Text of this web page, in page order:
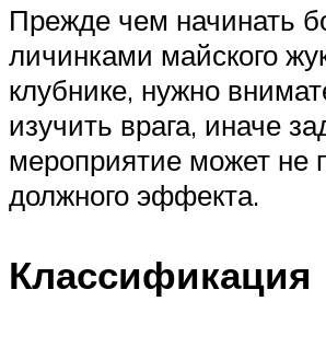
Прежде чем начинать
личинками майского
клубнике, нужно
изучить врага, иначе
мероприятие может не
должного эффекта.
Классификация